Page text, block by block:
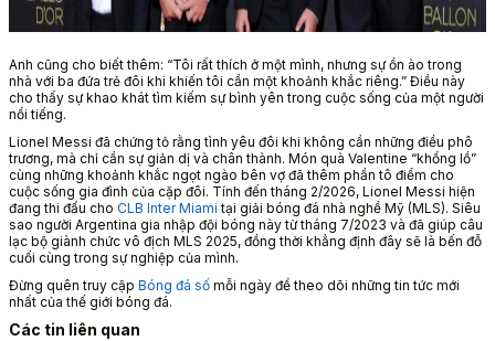
Anh cũng cho biết thêm: “Tôi rất thích ở một mình, nhưng sự ồn ào trong
nhà với ba đứa trẻ đôi khi khiến tôi cần một khoảnh khắc riêng.” Điều này
cho thấy sự khao khát tìm kiếm sự bình yên trong cuộc sống của một người
nổi tiếng.
Lionel Messi đã chứng tỏ rằng tình yêu đôi khi không cần những điều phô
trương, mà chỉ cần sự giản dị và chân thành. Món quà Valentine “khổng lồ”
cùng những khoảnh khắc ngọt ngào bên vợ đã thêm phần tô điểm cho
cuộc sống gia đình của cặp đôi. Tính đến tháng 2/2026, Lionel Messi hiện
đang thi đấu cho CLB Inter Miami tại giải bóng đá nhà nghề Mỹ (MLS). Siêu
sao người Argentina gia nhập đội bóng này từ tháng 7/2023 và đã giúp câu
lạc bộ giành chức vô địch MLS 2025, đồng thời khẳng định đây sẽ là bến đỗ
cuối cùng trong sự nghiệp của mình.
Đừng quên truy cập Bóng đá số mỗi ngày để theo dõi những tin tức mới
nhất của thế giới bóng đá.
Các tin liên quan